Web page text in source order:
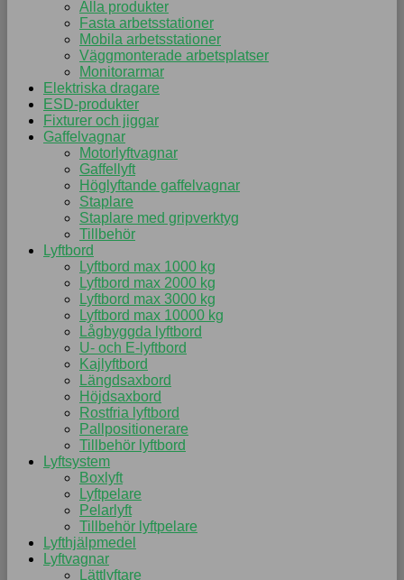
Alla produkter
Fasta arbetsstationer
Mobila arbetsstationer
Väggmonterade arbetsplatser
Monitorarmar
Elektriska dragare
ESD-produkter
Fixturer och jiggar
Gaffelvagnar
Motorlyftvagnar
Gaffellyft
Höglyftande gaffelvagnar
Staplare
Staplare med gripverktyg
Tillbehör
Lyftbord
Lyftbord max 1000 kg
Lyftbord max 2000 kg
Lyftbord max 3000 kg
Lyftbord max 10000 kg
Lågbyggda lyftbord
U- och E-lyftbord
Kajlyftbord
Längdsaxbord
Höjdsaxbord
Rostfria lyftbord
Pallpositionerare
Tillbehör lyftbord
Lyftsystem
Boxlyft
Lyftpelare
Pelarlyft
Tillbehör lyftpelare
Lyfthjälpmedel
Lyftvagnar
Lättlyftare